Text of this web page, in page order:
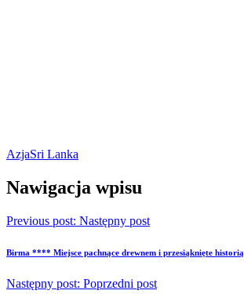
AzjaSri Lanka
Nawigacja wpisu
Previous post: Następny post
Birma **** Miejsce pachnące drewnem i przesiąknięte historią
Następny post: Poprzedni post